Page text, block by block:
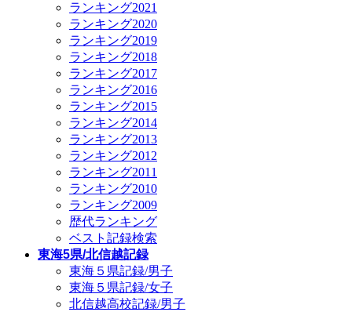
ランキング2021
ランキング2020
ランキング2019
ランキング2018
ランキング2017
ランキング2016
ランキング2015
ランキング2014
ランキング2013
ランキング2012
ランキング2011
ランキング2010
ランキング2009
歴代ランキング
ベスト記録検索
東海5県/北信越記録
東海５県記録/男子
東海５県記録/女子
北信越高校記録/男子